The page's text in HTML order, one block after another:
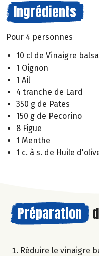
Ingrédients
Pour 4 personnes
10 cl de Vinaigre
1 Oignon
1 Ail
4 tranche de Lard
350 g de Pates
150 g de Pecorino
8 Figue
1 Menthe
1 c. à s. de Huile
Préparation
Réduire le vinaigre